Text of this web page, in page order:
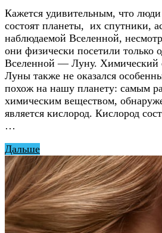
Кажется удивительным, что люди
состоят планеты, их спутники,
наблюдаемой Вселенной,
они физически посетили только
Вселенной — Луну. Химический
Луны также не оказался
похож на нашу планету: самым
химическим веществом,
является кислород. Кислород
…
Дальше